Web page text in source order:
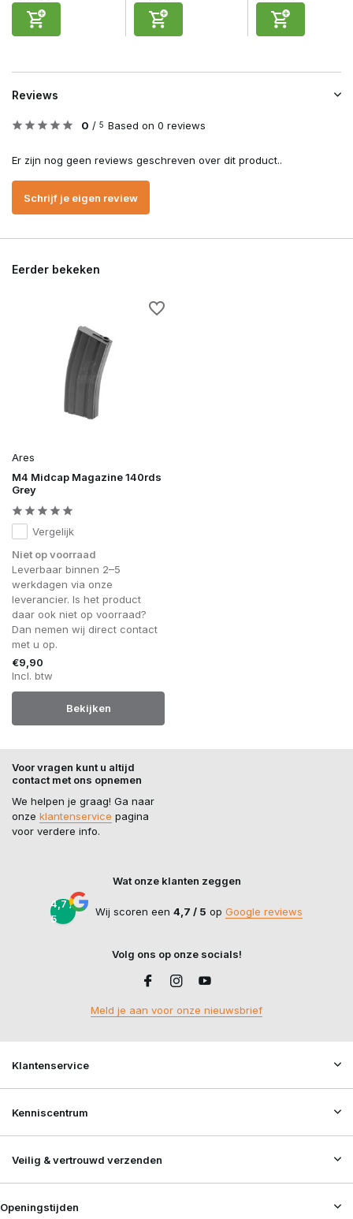
Reviews
0 / 5 Based on 0 reviews
Er zijn nog geen reviews geschreven over dit product..
Schrijf je eigen review
Eerder bekeken
Ares
M4 Midcap Magazine 140rds
Grey
Vergelijk
Niet op voorraad
Leverbaar binnen 2–5
werkdagen via onze
leverancier. Is het product
daar ook niet op voorraad?
Dan nemen wij direct contact
met u op.
€9,90
Incl. btw
Bekijken
Voor vragen kunt u altijd
contact met ons opnemen
We helpen je graag! Ga naar
onze klantenservice pagina
voor verdere info.
Wat onze klanten zeggen
4,7 /
5
Wij scoren een 4,7 / 5 op Google reviews
Volg ons op onze socials!
Meld je aan voor onze nieuwsbrief
Klantenservice
Kenniscentrum
Veilig & vertrouwd verzenden
Openingstijden